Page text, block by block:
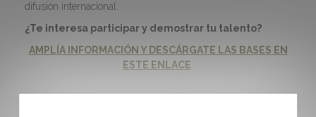
difusión internacional.
¿Te interesa participar y demostrar tu talento?
AMPLÍA INFORMACIÓN Y DESCÁRGATE LAS BASES EN
ESTE ENLACE